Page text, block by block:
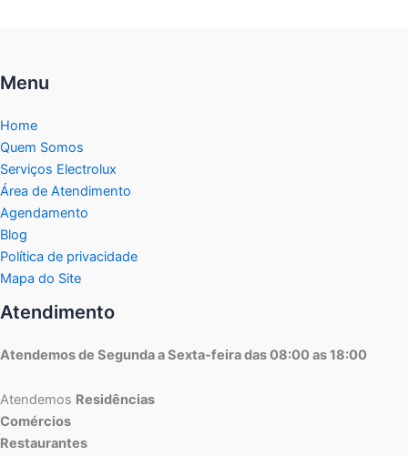
Menu
Home
Quem Somos
Serviços Electrolux
Área de Atendimento
Agendamento
Blog
Política de privacidade
Mapa do Site
Atendimento
Atendemos de Segunda a Sexta-feira das 08:00 as 18:00
Atendemos Residências
Comércios
Restaurantes